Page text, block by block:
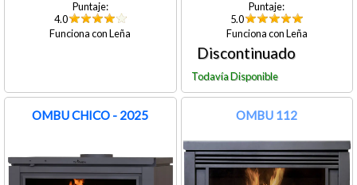
4.0
Leña
5.0
Leña
OMBU CHICO - 2025 OMBU 112